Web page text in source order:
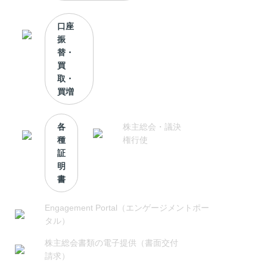
口座
振
替・
買
取・
買増
各
種
証
明
書
株主総会・議決
権行使
Engagement Portal（エンゲージメントポー
タル）
株主総会書類の電子提供（書面交付
請求）